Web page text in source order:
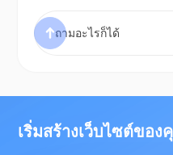
เริ่มสร้างเว็บไซต์ขอ